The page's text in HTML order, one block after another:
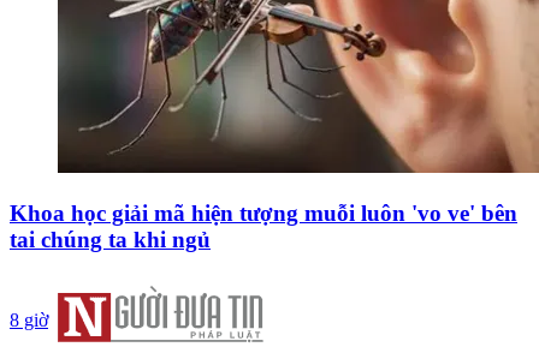
Khoa học giải mã hiện tượng muỗi luôn 'vo ve' bên
tai chúng ta khi ngủ
8 giờ